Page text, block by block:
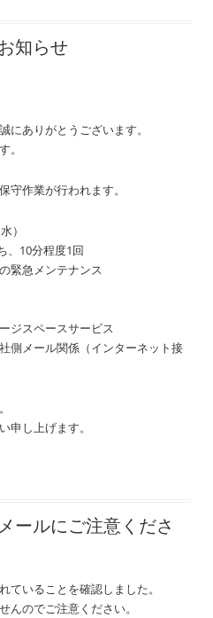
知らせ
にありがとうございます。
。
守作業が行われます。
）
、10分程度1回
緊急メンテナンス
ジスペースサービス
側メール関係（インターネット接
申し上げます。
ールにご注意くださ
ていることを確認しました。
んのでご注意ください。